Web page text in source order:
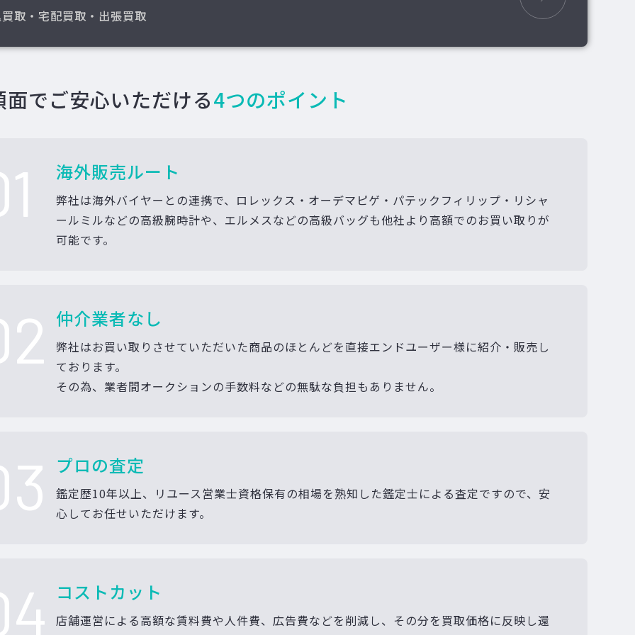
取・宅配買取・出張買取
面でご安心いただける4つのポイント
海外販売ルート
弊社は海外バイヤーとの連携で、ロレックス・オーデマピゲ・パテックフィリップ・リシャ
ールミルなどの高級腕時計や、エルメスなどの高級バッグも他社より高額でのお買い取りが
可能です。
仲介業者なし
弊社はお買い取りさせていただいた商品のほとんどを直接エンドユーザー様に紹介・販売し
ております。
その為、業者間オークションの手数料などの無駄な負担もありません。
プロの査定
鑑定歴10年以上、リユース営業士資格保有の相場を熟知した鑑定士による査定ですので、安
心してお任せいただけます。
コストカット
店舗運営による高額な賃料費や人件費、広告費などを削減し、その分を買取価格に反映し還